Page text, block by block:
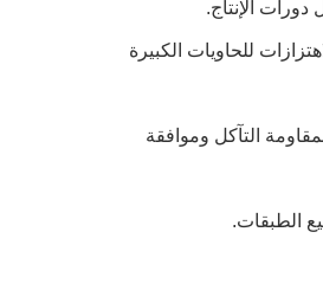
للحاويات الكبيرة
التآكل وموافقة
الطبقات.